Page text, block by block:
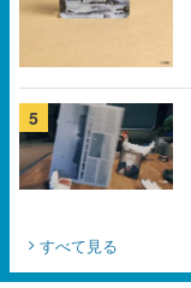
5
すべて見る